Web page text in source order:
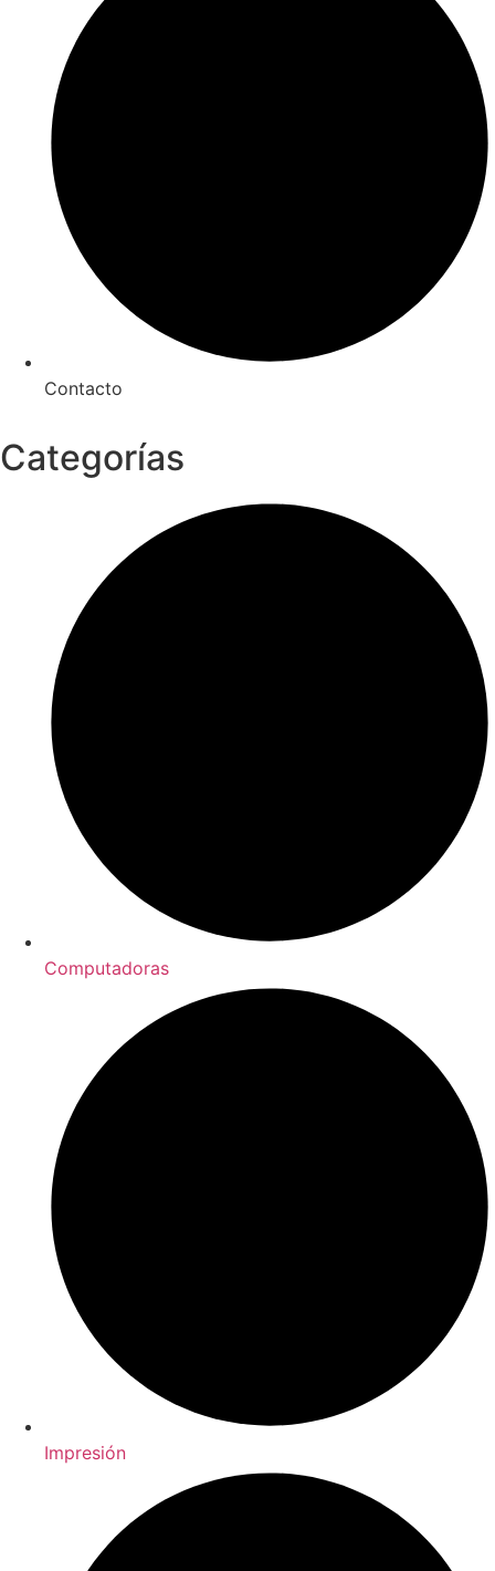
Contacto
Categorías
Computadoras
Impresión